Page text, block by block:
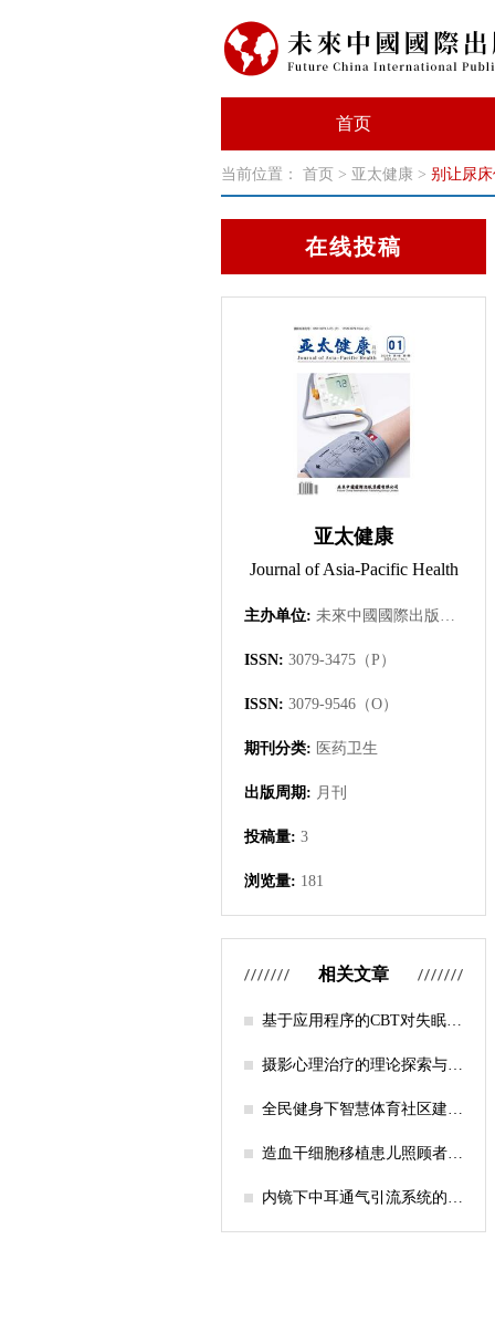
首页
当前位置： 首页 > 亚太健康 > 别让尿
在线投稿
亚太健康
Journal of Asia-Pacific Health
主办单位: 未來中國國際出版集團有限公司
ISSN: 3079-3475（P）
ISSN: 3079-9546（O）
期刊分类: 医药卫生
出版周期: 月刊
投稿量: 3
浏览量: 181
相关文章
基于应用程序的CBT对失眠症
摄影心理治疗的理论探索与跨
全民健身下智慧体育社区建设
造血干细胞移植患儿照顾者不
内镜下中耳通气引流系统的机